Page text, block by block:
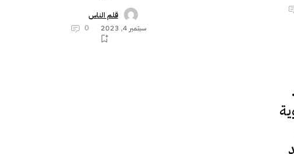
قلم الناس
سبتمبر 4, 2023
0